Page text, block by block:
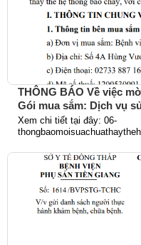
THÔNG BÁO Về việc
Gói mua sắm: Dịch vụ
cháy
Xem chi tiết tại đây: 06-